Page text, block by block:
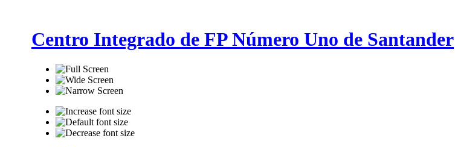
Centro Integrado de FP Número Uno de Santander